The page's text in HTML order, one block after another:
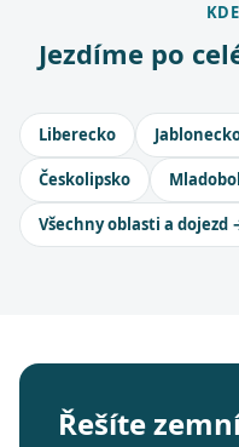
Jezdíme po
Liberecko
Českolipsko
Všechny oblasti a dojezd
Řešíte